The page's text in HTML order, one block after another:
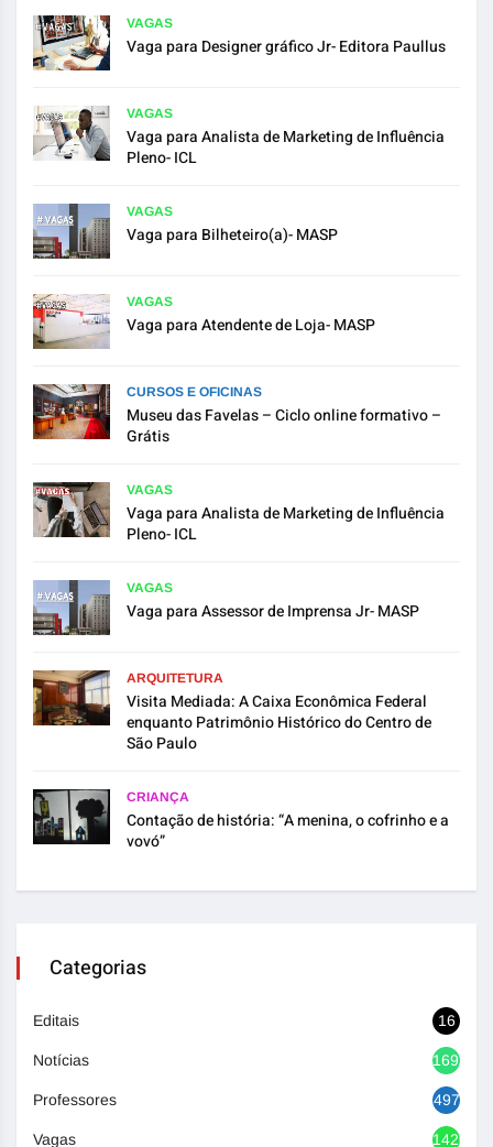
VAGAS
Vaga para Designer gráfico Jr- Editora Paullus
VAGAS
Vaga para Analista de Marketing de Influência
Pleno- ICL
VAGAS
Vaga para Bilheteiro(a)- MASP
VAGAS
Vaga para Atendente de Loja- MASP
CURSOS E OFICINAS
Museu das Favelas – Ciclo online formativo –
Grátis
VAGAS
Vaga para Analista de Marketing de Influência
Pleno- ICL
VAGAS
Vaga para Assessor de Imprensa Jr- MASP
ARQUITETURA
Visita Mediada: A Caixa Econômica Federal
enquanto Patrimônio Histórico do Centro de
São Paulo
CRIANÇA
Contação de história: “A menina, o cofrinho e a
vovó”
Categorias
Editais 16
Notícias 1692
Professores 497
Vagas 1420